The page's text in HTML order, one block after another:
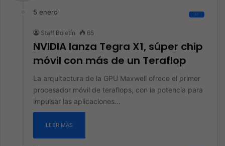
5 enero All
Staff Boletín 65
NVIDIA lanza Tegra X1, súper chip
móvil con más de un Teraflop
La arquitectura de la GPU Maxwell ofrece el primer
procesador móvil de teraflops, con la potencia para
impulsar las aplicaciones…
LEER MÁS